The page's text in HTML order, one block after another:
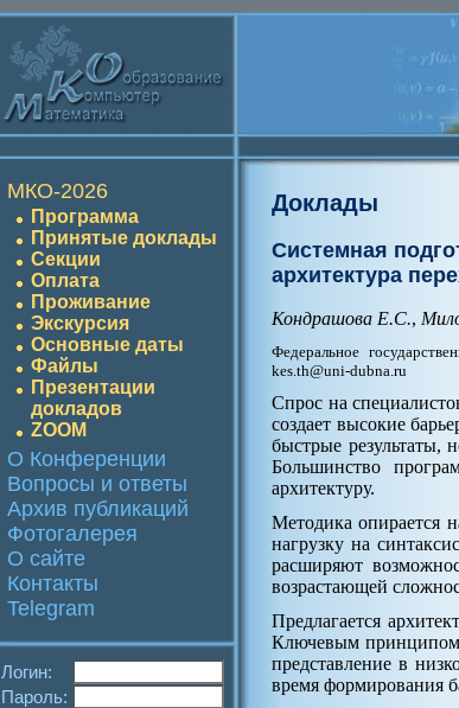
МКО-2026
Программа
Принятые доклады
Секции
Оплата
Проживание
Экскурсия
Основные даты
Файлы
Презентации
докладов
ZOOM
О Конференции
Вопросы и ответы
Архив публикаций
Фотогалерея
О сайте
Контакты
Telegram
Логин:
Пароль:
Доклады
Системная
архитектура
Кондрашова Е.С.,
Федеральное
kes.th@uni-dubna.ru
Спрос на
создает высокие
быстрые результаты,
Большинство
архитектуру.
Методика опирается
нагрузку на
расширяют
возрастающей
Предлагается
Ключевым принципом
представление в
время формирования